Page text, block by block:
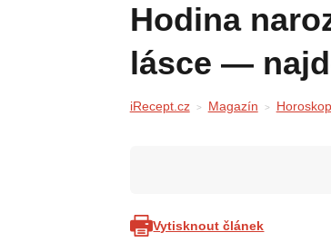
Hodina narození rozhoduje o povaze i
lásce —
iRecept.cz Magazín
Vytisknout článek